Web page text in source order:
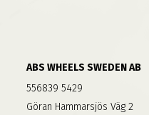
ABS WHEELS SWEDEN AB
556839 5429
Göran Hammarsjös Väg 2